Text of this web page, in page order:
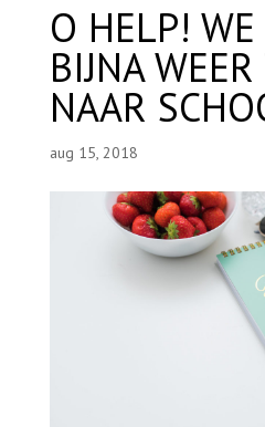
O HELP!
BIJNA
NAAR
aug 15, 2018